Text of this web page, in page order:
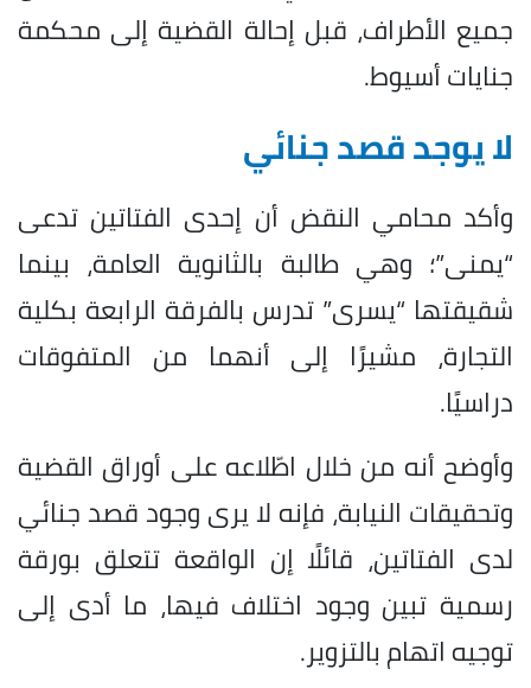
جميع الأطراف، قبل إحالة القضية إلى محكمة
جنايات أسيوط.
لا يوجد قصد جنائي
وأكد محامي النقض أن إحدى الفتاتين تدعى
“يمنى”؛ وهي طالبة بالثانوية العامة، بينما
شقيقتها “يسرى” تدرس بالفرقة الرابعة بكلية
التجارة، مشيرًا إلى أنهما من المتفوقات
دراسيًا.
وأوضح أنه من خلال اطّلاعه على أوراق القضية
وتحقيقات النيابة، فإنه لا يرى وجود قصد جنائي
لدى الفتاتين، قائلًا إن الواقعة تتعلق بورقة
رسمية تبين وجود اختلاف فيها، ما أدى إلى
توجيه اتهام بالتزوير.